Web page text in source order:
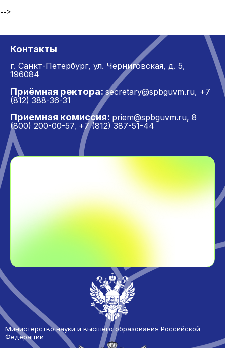
-->
Контакты
г. Санкт-Петербург, ул. Черниговская, д. 5,
196084
Приёмная ректора: secretary@spbguvm.ru, +7
(812) 388-36-31
Приемная комиссия: priem@spbguvm.ru, 8
(800) 200-00-57, +7 (812) 387-51-44
Министерство науки и высшего образования Российской
Федерации